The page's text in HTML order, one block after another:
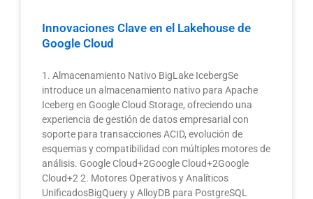
Innovaciones Clave en el Lakehouse de
Google Cloud
1. Almacenamiento Nativo BigLake IcebergSe
introduce un almacenamiento nativo para Apache
Iceberg en Google Cloud Storage, ofreciendo una
experiencia de gestión de datos empresarial con
soporte para transacciones ACID, evolución de
esquemas y compatibilidad con múltiples motores de
análisis. Google Cloud+2Google Cloud+2Google
Cloud+2 2. Motores Operativos y Analíticos
UnificadosBigQuery y AlloyDB para PostgreSQL